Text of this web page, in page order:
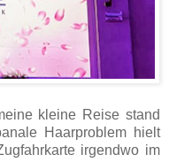
kleine Reise stand
Haarproblem hielt
irgendwo im